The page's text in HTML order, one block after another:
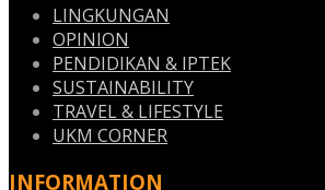
LINGKUNGAN
OPINION
PENDIDIKAN & IPTEK
SUSTAINABILITY
TRAVEL & LIFESTYLE
UKM CORNER
INFORMATION